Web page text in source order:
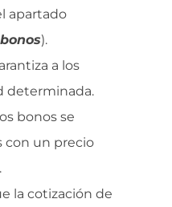
apartado
).
a los
determinada.
bonos se
con un precio
la cotización de